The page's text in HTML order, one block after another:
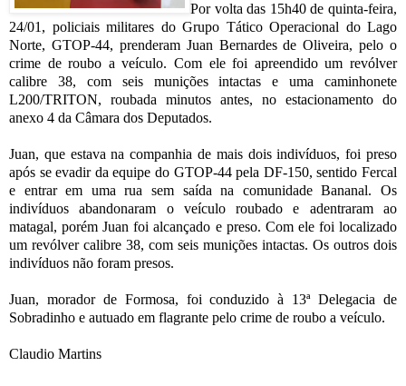
Por volta das 15h40 de quinta-feira,
24/01, policiais militares do Grupo Tático Operacional do Lago
Norte, GTOP-44, prenderam Juan Bernardes de Oliveira, pelo o
crime de roubo a veículo. Com ele foi apreendido um revólver
calibre 38, com seis munições intactas e uma caminhonete
L200/TRITON, roubada minutos antes, no estacionamento do
anexo 4 da Câmara dos Deputados.
Juan, que estava na companhia de mais dois indivíduos, foi preso
após se evadir da equipe do GTOP-44 pela DF-150, sentido Fercal
e entrar em uma rua sem saída na comunidade Bananal. Os
indivíduos abandonaram o veículo roubado e adentraram ao
matagal, porém Juan foi alcançado e preso. Com ele foi localizado
um revólver calibre 38, com seis munições intactas. Os outros dois
indivíduos não foram presos.
Juan, morador de Formosa, foi conduzido à 13ª Delegacia de
Sobradinho e autuado em flagrante pelo crime de roubo a veículo.
Claudio Martins